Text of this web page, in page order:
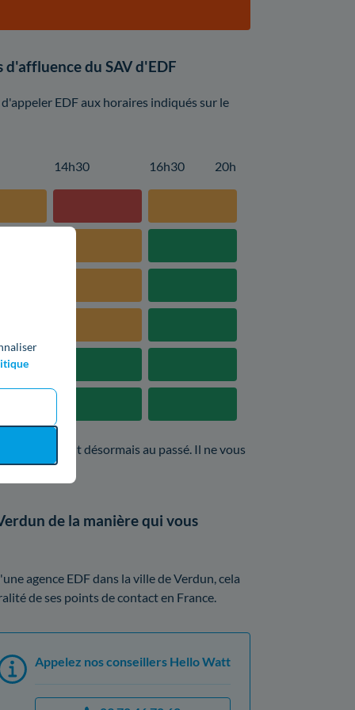
du SAV d'EDF
EDF aux horaires indiqués sur le
14h30 16h30 20h
appartient désormais au passé. Il ne vous
de la manière qui vous
agence EDF dans la ville de Verdun, cela
de ses points de contact en France.
Appelez nos conseillers Hello Watt